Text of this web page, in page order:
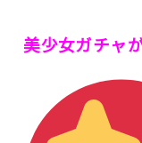
美少女ガチャ